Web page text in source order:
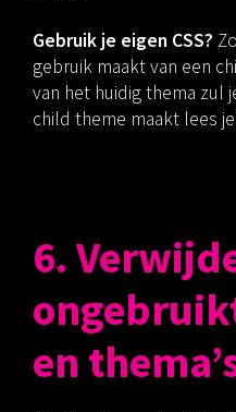
Gebruik je eigen CSS?
gebruik maakt van een
van het huidig thema zul
child theme maakt lees
6.
en